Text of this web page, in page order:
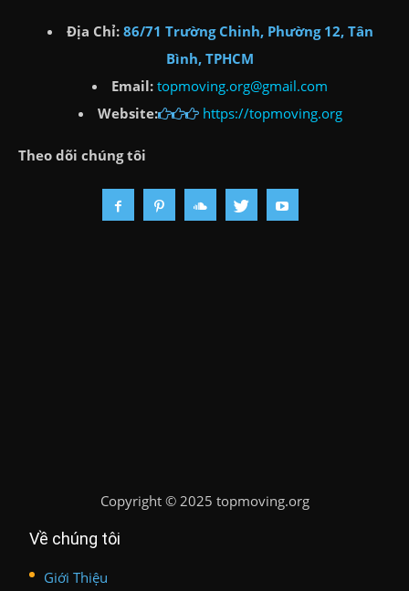
Địa Chỉ: 86/71 Trường Chinh, Phường 12, Tân
Bình, TPHCM
Email: topmoving.org@gmail.com
Website:
https://topmoving.org
Theo dõi chúng tôi
Copyright © 2025 topmoving.org
Về chúng tôi
Giới Thiệu